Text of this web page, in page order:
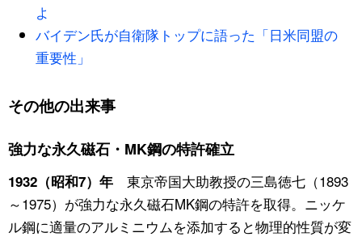
よ
バイデン氏が自衛隊トップに語った「日米同盟の
重要性」
その他の出来事
強力な永久磁石・MK鋼の特許確立
1932（昭和7）年東京帝国大助教授の三島徳七（1893
～1975）が強力な永久磁石MK鋼の特許を取得。ニッケ
ル鋼に適量のアルミニウムを添加すると物理的性質が変